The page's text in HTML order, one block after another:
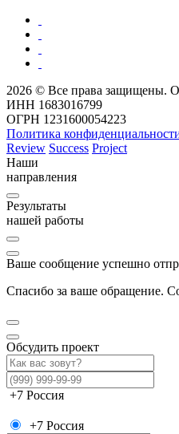
2026 © Все права
ИНН 1683016799
ОГРН 1231600054223
Политика
Review Success Project
Наши
направления
Результаты
нашей работы
Ваше сообщение успешно
Спасибо за ваше обращение.
Обсудить проект
+7 Россия
+7 Россия